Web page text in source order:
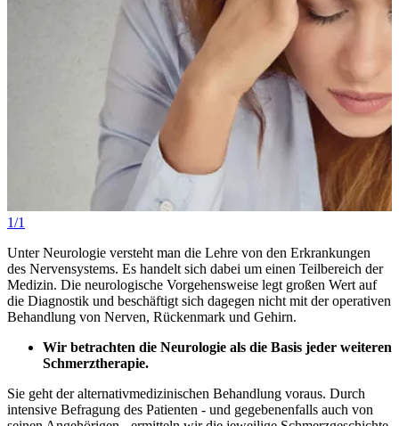
1/1
Unter Neurologie versteht man die Lehre von den Erkrankungen
des Nervensystems. Es handelt sich dabei um einen Teilbereich der
Medizin. Die neurologische Vorgehensweise legt großen Wert auf
die Diagnostik und beschäftigt sich dagegen nicht mit der operativen
Behandlung von Nerven, Rückenmark und Gehirn.
Wir betrachten die Neurologie als die Basis jeder weiteren
Schmerztherapie.
Sie geht der alternativmedizinischen Behandlung voraus. Durch
intensive Befragung des Patienten - und gegebenenfalls auch von